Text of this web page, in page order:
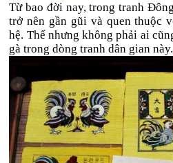
Từ bao đời nay, trong tranh
trở nên gần gũi và quen thuộc
hệ. Thế nhưng không phải ai
gà trong dòng tranh dân gian này.